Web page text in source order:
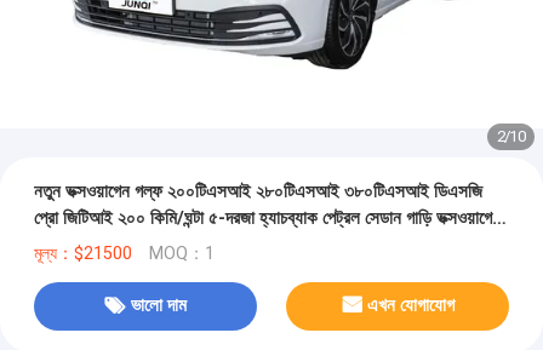
2/10
নতুন ভক্সওয়াগেন গল্ফ ২০০টিএসআই ২৮০টিএসআই ৩৮০টিএসআই ডিএসজি
প্রো জিটিআই ২০০ কিমি/ঘন্টা ৫-দরজা হ্যাচব্যাক পেট্রল সেডান গাড়ি ভক্সওয়াগেন
গল্ফের জন্য
মূল্য：$21500 MOQ：1
ভালো দাম এখন যোগাযোগ